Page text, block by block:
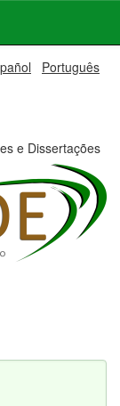
Português
e Dissertações